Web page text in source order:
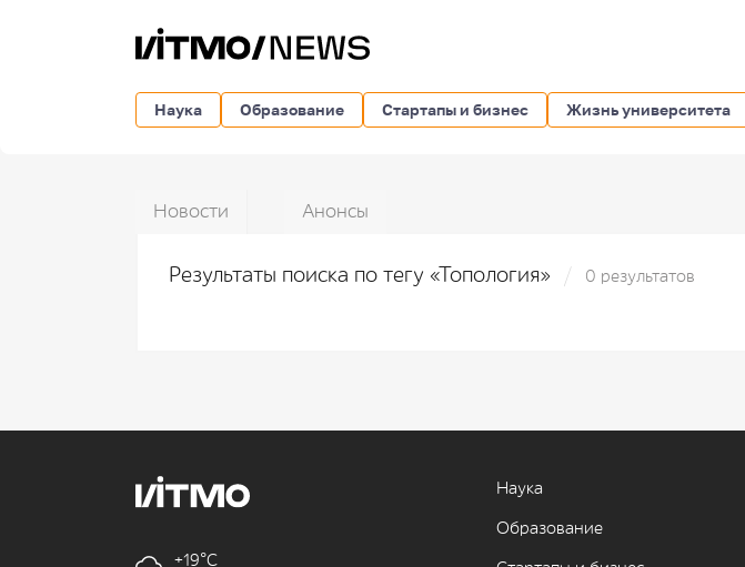
Наука Образование Стартапы и бизнес Жизнь университета
Новости Анонсы
Результаты поиска по тегу «Топология» 0 результатов
+19
Наука
Образование